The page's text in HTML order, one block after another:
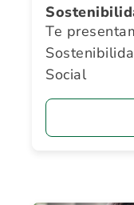
Te
Social